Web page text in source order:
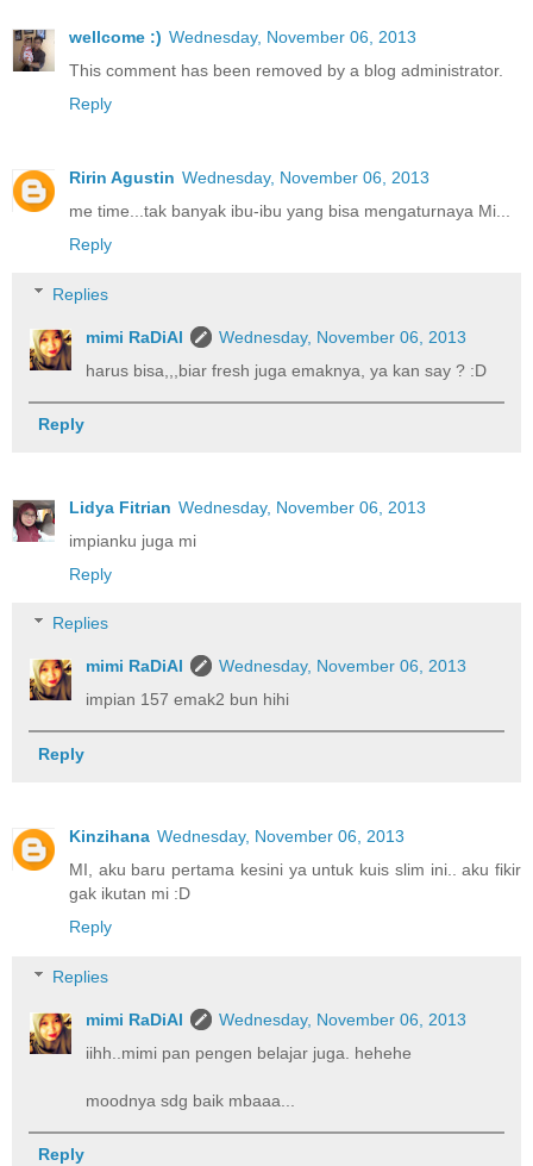
wellcome :) Wednesday, November 06, 2013
This comment has been removed by a blog administrator.
Reply
Ririn Agustin Wednesday, November 06, 2013
me time...tak banyak ibu-ibu yang bisa mengaturnaya Mi...
Reply
Replies
mimi RaDiAl
Wednesday, November 06, 2013
harus bisa,,,biar fresh juga emaknya, ya kan say ? :D
Reply
Lidya Fitrian Wednesday, November 06, 2013
impianku juga mi
Reply
Replies
mimi RaDiAl
Wednesday, November 06, 2013
impian 157 emak2 bun hihi
Reply
Kinzihana Wednesday, November 06, 2013
MI, aku baru pertama kesini ya untuk kuis slim ini.. aku fikir
gak ikutan mi :D
Reply
Replies
mimi RaDiAl
Wednesday, November 06, 2013
iihh..mimi pan pengen belajar juga. hehehe
moodnya sdg baik mbaaa...
Reply